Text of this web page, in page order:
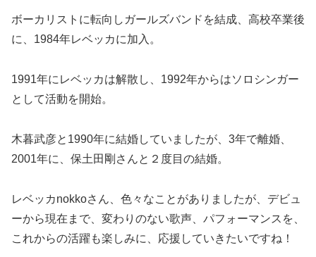
ボーカリストに転向しガールズバンドを結成、高校卒業後
に、1984年レベッカに加入。
1991年にレベッカは解散し、1992年からはソロシンガー
として活動を開始。
木暮武彦と1990年に結婚していましたが、3年で離婚、
2001年に、保土田剛さんと２度目の結婚。
レベッカnokkoさん、色々なことがありましたが、デビュ
ーから現在まで、変わりのない歌声、パフォーマンスを、
これからの活躍も楽しみに、応援していきたいですね！